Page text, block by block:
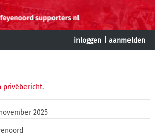
inloggen aanmelden
privébericht.
2025